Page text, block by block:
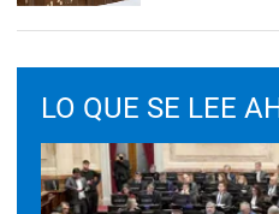
LO QUE SE LEE